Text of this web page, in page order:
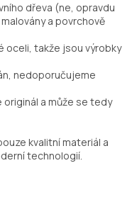
dřeva (ne, opravdu
a povrchově
oceli, takže jsou výrobky
nedoporučujeme
originál a může se tedy
kvalitní materiál a
technologií.